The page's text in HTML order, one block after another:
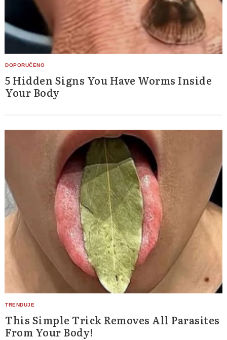
5 Hidden Signs You Have Worms Inside
Your Body
This Simple Trick Removes All Parasites
From Your Body!